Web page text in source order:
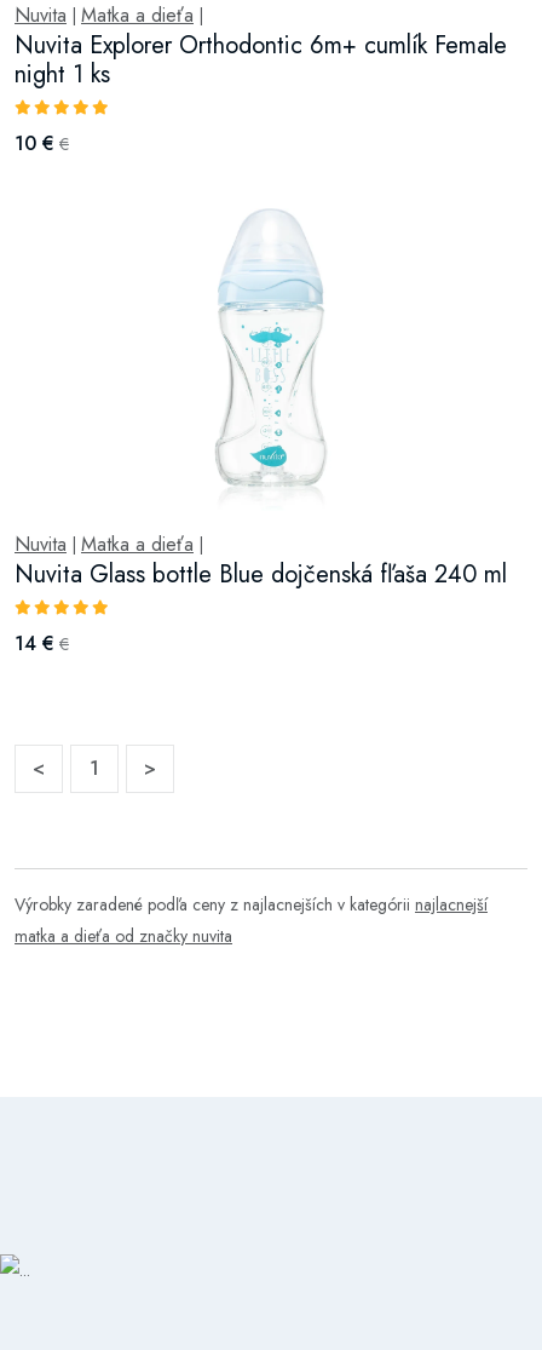
Nuvita Matka a dieťa
Nuvita Explorer Orthodontic 6m+ cumlík Female
night 1 ks
10 € €
Nuvita Matka a dieťa
Nuvita Glass bottle Blue dojčenská fľaša 240 ml
14 € €
< 1 >
Výrobky zaradené podľa ceny z najlacnejších v kategórii najlacnejší
matka a dieťa od značky nuvita